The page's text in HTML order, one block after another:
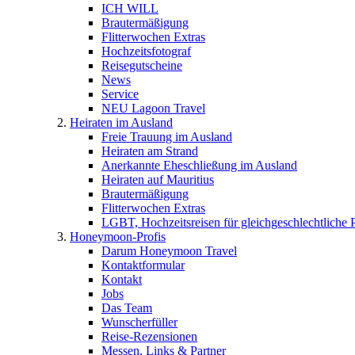
ICH WILL
Brautermäßigung
Flitterwochen Extras
Hochzeitsfotograf
Reisegutscheine
News
Service
NEU Lagoon Travel
Heiraten im Ausland
Freie Trauung im Ausland
Heiraten am Strand
Anerkannte Eheschließung im Ausland
Heiraten auf Mauritius
Brautermäßigung
Flitterwochen Extras
LGBT, Hochzeitsreisen für gleichgeschlechtliche
Honeymoon-Profis
Darum Honeymoon Travel
Kontaktformular
Kontakt
Jobs
Das Team
Wunscherfüller
Reise-Rezensionen
Messen, Links & Partner